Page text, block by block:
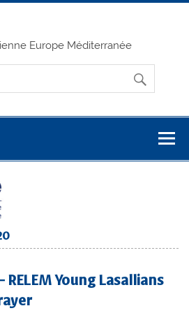
Europe Méditerranée
RELEM Young Lasallians